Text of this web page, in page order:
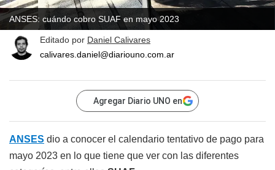
ANSES: cuándo cobro SUAF en mayo 2023
Editado por Daniel Calivares
calivares.daniel@diariouno.com.ar
Agregar Diario UNO en
ANSES dio a conocer el calendario tentativo de pago para
mayo 2023 en lo que tiene que ver con las diferentes